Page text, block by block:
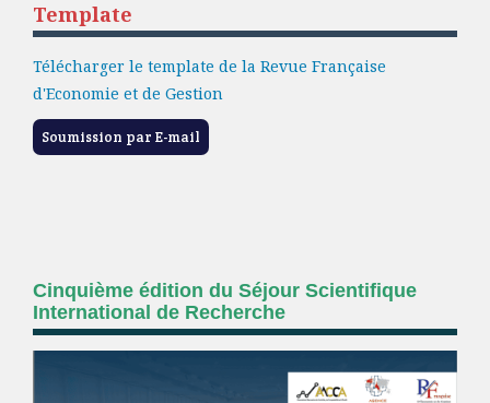
Template
Télécharger le template de la Revue Française
d'Economie et de Gestion
Soumission par E-mail
Cinquième édition du Séjour Scientifique
International de Recherche